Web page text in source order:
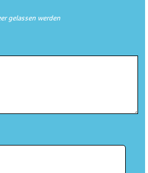
gelassen werden